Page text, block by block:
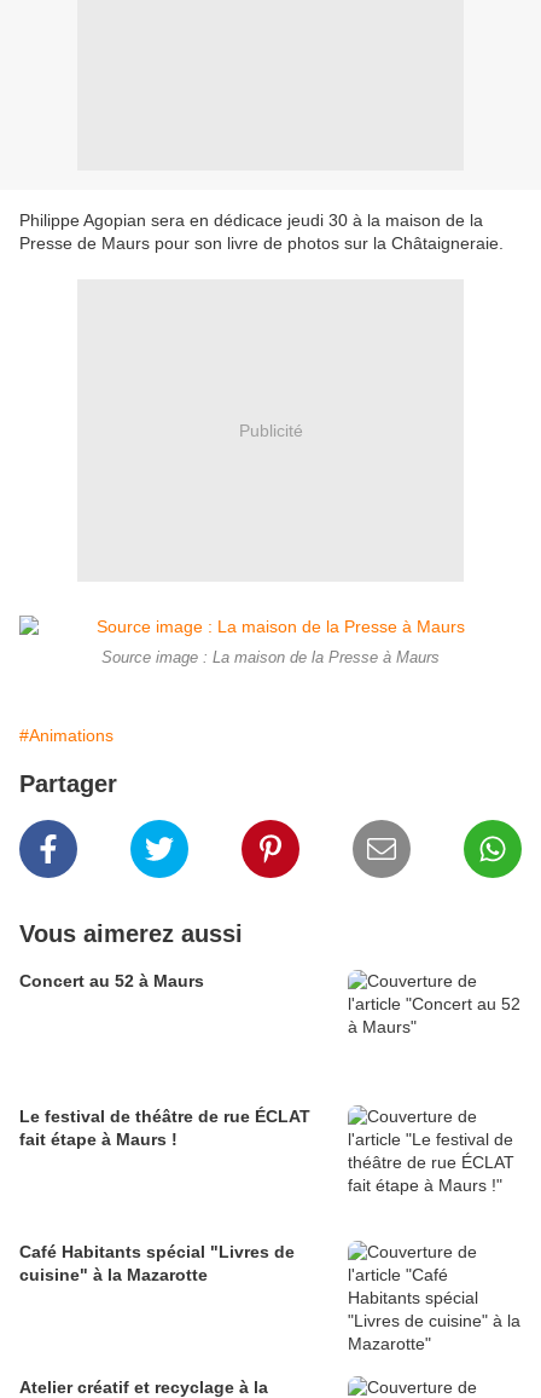
Philippe Agopian sera en dédicace jeudi 30 à la maison de la
Presse de Maurs pour son livre de photos sur la Châtaigneraie.
Publicité
Source image : La maison de la Presse à Maurs
#Animations
Partager
Vous aimerez aussi
Concert au 52 à Maurs
Le festival de théâtre de rue ÉCLAT
fait étape à Maurs !
Café Habitants spécial "Livres de
cuisine" à la Mazarotte
Atelier créatif et recyclage à la